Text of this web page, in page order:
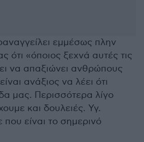
εμμέσως πλην
«όποιος ξεχνά αυτές τις
να απαξιώνει ανθρώπους
ανάξιος να λέει ότι
μας. Περισσότερα λίγο
και δουλειές. Υγ.
που είναι το σημερινό